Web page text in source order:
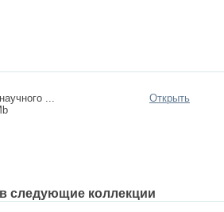
...
Открыть
следующие коллекции